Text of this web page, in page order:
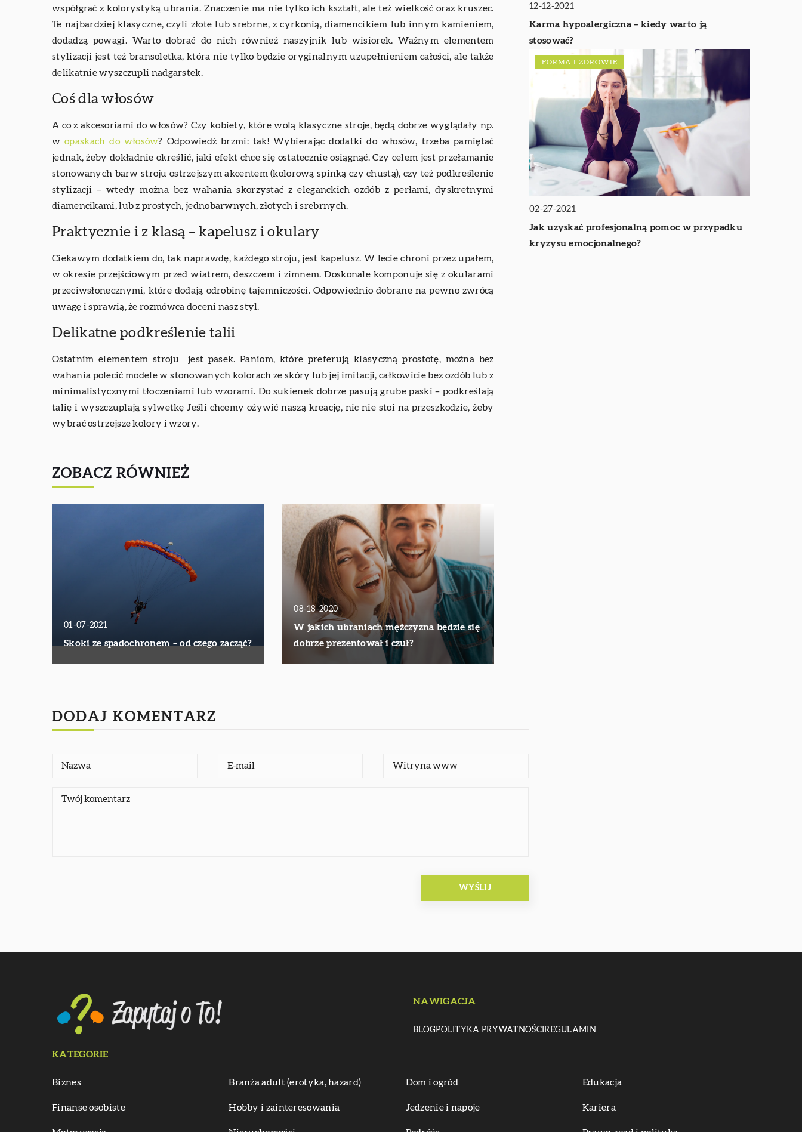
współgrać z kolorystyką ubrania. Znaczenie ma nie tylko ich kształt, ale też wielkość oraz kruszec.
Te najbardziej klasyczne, czyli złote lub srebrne, z cyrkonią, diamencikiem lub innym kamieniem,
dodadzą powagi. Warto dobrać do nich również naszyjnik lub wisiorek. Ważnym elementem
stylizacji jest też bransoletka, która nie tylko będzie oryginalnym uzupełnieniem całości, ale także
delikatnie wyszczupli nadgarstek.
Coś dla włosów
A co z akcesoriami do włosów? Czy kobiety, które wolą klasyczne stroje, będą dobrze wyglądały np.
wopaskach do włosów? Odpowiedź brzmi: tak! Wybierając dodatki do włosów, trzeba pamiętać
jednak, żeby dokładnie określić, jaki efekt chce się ostatecznie osiągnąć. Czy celem jest przełamanie
stonowanych barw stroju ostrzejszym akcentem (kolorową spinką czy chustą), czy też podkreślenie
stylizacji – wtedy można bez wahania skorzystać z eleganckich ozdób z perłami, dyskretnymi
diamencikami, lub z prostych, jednobarwnych, złotych i srebrnych.
Praktycznie i z klasą – kapelusz i okulary
Ciekawym dodatkiem do, tak naprawdę, każdego stroju, jest kapelusz. W lecie chroni przez upałem,
w okresie przejściowym przed wiatrem, deszczem i zimnem. Doskonale komponuje się z okularami
przeciwsłonecznymi, które dodają odrobinę tajemniczości. Odpowiednio dobrane na pewno zwrócą
uwagę i sprawią, że rozmówca doceni nasz styl.
Delikatne podkreślenie talii
Ostatnim elementem stroju jest pasek. Paniom, które preferują klasyczną prostotę, można bez
wahania polecić modele w stonowanych kolorach ze skóry lub jej imitacji, całkowicie bez ozdób lub z
minimalistycznymi tłoczeniami lub wzorami. Do sukienek dobrze pasują grube paski – podkreślają
talię i wyszczuplają sylwetkę Jeśli chcemy ożywić naszą kreację, nic nie stoi na przeszkodzie, żeby
wybrać ostrzejsze kolory i wzory.
ZOBACZ RÓWNIEŻ
01-07-2021
Skoki ze spadochronem – od czego zacząć?
08-18-2020
W jakich ubraniach mężczyzna będzie się
dobrze prezentował i czuł?
12-12-2021
Karma hypoalergiczna – kiedy warto ją
stosować?
FORMA I ZDROWIE
02-27-2021
Jak uzyskać profesjonalną pomoc w przypadku
kryzysu emocjonalnego?
DODAJ KOMENTARZ
NAWIGACJA
BLOGPOLITYKA PRYWATNOŚCIREGULAMIN
KATEGORIE
Biznes Branża adult (erotyka, hazard) Dom i ogród Edukacja
Finanse osobiste Hobby i zainteresowania Jedzenie i napoje Kariera